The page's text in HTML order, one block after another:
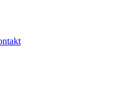
Opens